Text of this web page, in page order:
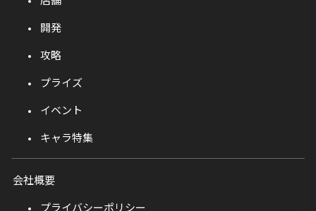
開発
攻略
プライズ
イベント
キャラ特集
会社概要
プライバシーポリシー